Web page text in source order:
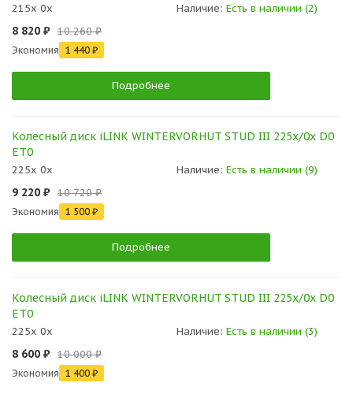
215x 0x Наличие: Есть в наличии (2)
8 820 ₽ 10 260 ₽
Экономия 1 440 ₽
Подробнее
Колесный диск iLINK WINTERVORHUT STUD III 225x/0x D0
ET0
225x 0x Наличие: Есть в наличии (9)
9 220 ₽ 10 720 ₽
Экономия 1 500 ₽
Подробнее
Колесный диск iLINK WINTERVORHUT STUD III 225x/0x D0
ET0
225x 0x Наличие: Есть в наличии (3)
8 600 ₽ 10 000 ₽
Экономия 1 400 ₽